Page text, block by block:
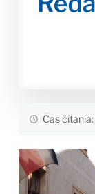
Čas čítania: